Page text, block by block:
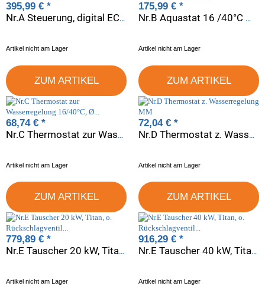
Nr.A Steuerung, digital ECP 233 + Fühler einphasig
395,99 € *
Artikel nicht am Lager
ZUM ARTIKEL
Nr.B Aquastat 16 /40°C mit Tauchrohr 1/2" (15/21)
175,99 € *
Artikel nicht am Lager
ZUM ARTIKEL
Nr.C Thermostat zur Wasserregelung 16/40°C, Ø 10 mm
68,74 € *
Artikel nicht am Lager
ZUM ARTIKEL
Nr.D Thermostat z. Wasserregelung MM
72,04 € *
Artikel nicht am Lager
ZUM ARTIKEL
Nr.E Tauscher 20 kW, Titan, o. Rückschlagventil 1" (26/34)
779,89 € *
Artikel nicht am Lager
Nr.E Tauscher 40 kW, Titan, o. Rückschlagventil 1" (26/34)
916,29 € *
Artikel nicht am Lager